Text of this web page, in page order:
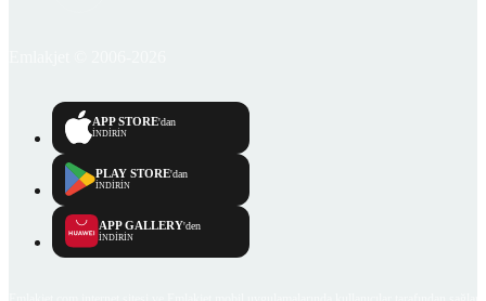
APP STORE'dan
İNDİRİN
PLAY STORE'dan
İNDİRİN
APP GALLERY'den
İNDİRİN